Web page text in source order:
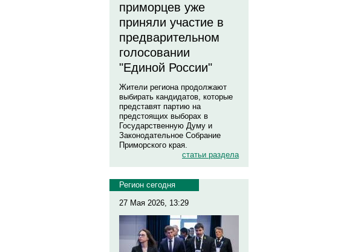
приморцев уже
приняли участие в
предварительном
голосовании
"Единой России"
Жители региона продолжают
выбирать кандидатов, которые
представят партию на
предстоящих выборах в
Государственную Думу и
Законодательное Собрание
Приморского края.
статьи раздела
Регион сегодня
27 Мая 2026, 13:29